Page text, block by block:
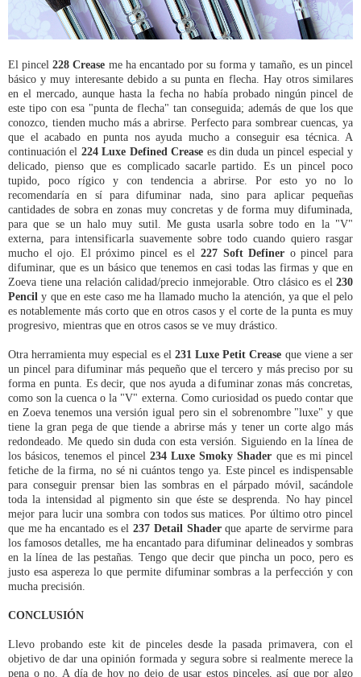
El pincel228 Crease me ha encantado por su forma y tamaño, es un pincel
básico y muy interesante debido a su punta en flecha. Hay otros similares
en el mercado, aunque hasta la fecha no había probado ningún pincel de
este tipo con esa "punta de flecha" tan conseguida; además de que los que
conozco, tienden mucho más a abrirse. Perfecto para sombrear cuencas, ya
que el acabado en punta nos ayuda mucho a conseguir esa técnica. A
continuación el 224 Luxe Defined Crease es din duda un pincel especial y
delicado, pienso que es complicado sacarle partido. Es un pincel poco
tupido, poco rígico y con tendencia a abrirse. Por esto yo no lo
recomendaría en sí para difuminar nada, sino para aplicar pequeñas
cantidades de sobra en zonas muy concretas y de forma muy difuminada,
para que se un halo muy sutil. Me gusta usarla sobre todo en la "V"
externa, para intensificarla suavemente sobre todo cuando quiero rasgar
mucho el ojo. El próximo pincel es el 227 Soft Definer o pincel para
difuminar, que es un básico que tenemos en casi todas las firmas y que en
Zoeva tiene una relación calidad/precio inmejorable. Otro clásico es el 230
Pencily que en este caso me ha llamado mucho la atención, ya que el pelo
es notablemente más corto que en otros casos y el corte de la punta es muy
progresivo, mientras que en otros casos se ve muy drástico.
Otra herramienta muy especial es el 231 Luxe Petit Crease que viene a ser
un pincel para difuminar más pequeño que el tercero y más preciso por su
forma en punta. Es decir, que nos ayuda a difuminar zonas más concretas,
como son la cuenca o la "V" externa. Como curiosidad os puedo contar que
en Zoeva tenemos una versión igual pero sin el sobrenombre "luxe" y que
tiene la gran pega de que tiende a abrirse más y tener un corte algo más
redondeado. Me quedo sin duda con esta versión. Siguiendo en la línea de
los básicos, tenemos el pincel 234 Luxe Smoky Shader que es mi pincel
fetiche de la firma, no sé ni cuántos tengo ya. Este pincel es indispensable
para conseguir prensar bien las sombras en el párpado móvil, sacándole
toda la intensidad al pigmento sin que éste se desprenda. No hay pincel
mejor para lucir una sombra con todos sus matices. Por último otro pincel
que me ha encantado es el237 Detail Shaderque aparte de servirme para
los famosos detalles, me ha encantado para difuminar delineados y sombras
en la línea de las pestañas. Tengo que decir que pincha un poco, pero es
justo esa aspereza lo que permite difuminar sombras a la perfección y con
mucha precisión.
CONCLUSIÓN
Llevo probando este kit de pinceles desde la pasada primavera, con el
objetivo de dar una opinión formada y segura sobre si realmente merece la
pena o no. A día de hoy no dejo de usar estos pinceles, así que por algo